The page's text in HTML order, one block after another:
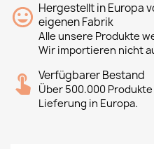
Hergestellt in Europa
eigenen Fabrik
Alle unsere Produkte
Wir importieren nicht
Verfügbarer Bestand
Über 500.000
Lieferung in Europa.